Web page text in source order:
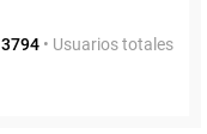
3794 • Usuarios totales